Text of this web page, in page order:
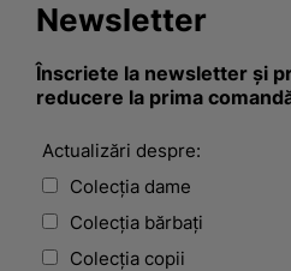
Newsletter
Înscriete la newsletter și
reducere la prima
Actualizări despre:
Colecția dame
Colecția bărbați
Colecția copii